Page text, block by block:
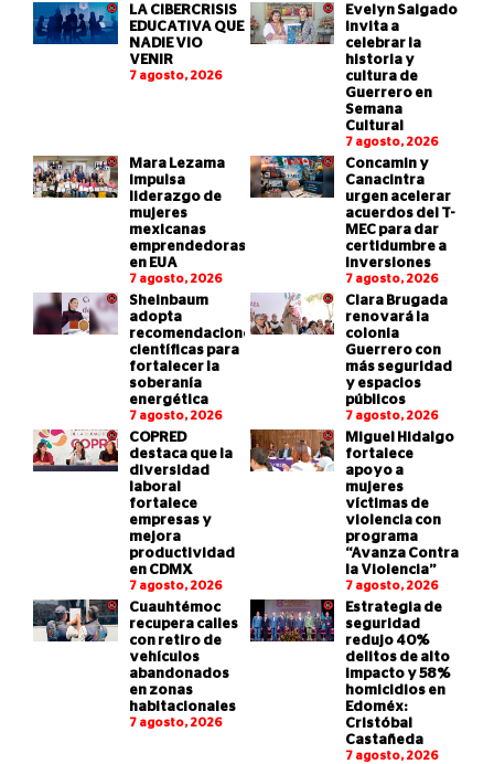
LA CIBERCRISIS
EDUCATIVA QUE
NADIE VIO
VENIR
7 agosto, 2026
Evelyn Salgado
invita a
celebrar la
historia y
cultura de
Guerrero en
Semana
Cultural
7 agosto, 2026
Mara Lezama
impulsa
liderazgo de
mujeres
mexicanas
emprendedoras
en EUA
7 agosto, 2026
Concamin y
Canacintra
urgen acelerar
acuerdos del T-
MEC para dar
certidumbre a
inversiones
7 agosto, 2026
Sheinbaum
adopta
recomendaciones
científicas para
fortalecer la
soberanía
energética
7 agosto, 2026
Clara Brugada
renovará la
colonia
Guerrero con
más seguridad
y espacios
públicos
7 agosto, 2026
COPRED
destaca que la
diversidad
laboral
fortalece
empresas y
mejora
productividad
en CDMX
7 agosto, 2026
Miguel Hidalgo
fortalece
apoyo a
mujeres
víctimas de
violencia con
programa
“Avanza Contra
la Violencia”
7 agosto, 2026
Cuauhtémoc
recupera calles
con retiro de
vehículos
abandonados
en zonas
habitacionales
7 agosto, 2026
Estrategia de
seguridad
redujo 40%
delitos de alto
impacto y 58%
homicidios en
Edoméx:
Cristóbal
Castañeda
7 agosto, 2026